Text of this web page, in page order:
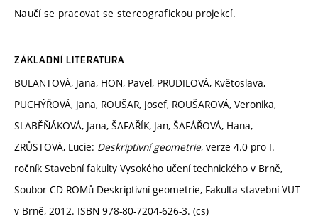
Naučí se pracovat se stereografickou projekcí.
ZÁKLADNÍ LITERATURA
BULANTOVÁ, Jana, HON, Pavel, PRUDILOVÁ, Květoslava,
PUCHÝŘOVÁ, Jana, ROUŠAR, Josef, ROUŠAROVÁ, Veronika,
SLABĚŇÁKOVÁ, Jana, ŠAFAŘÍK, Jan, ŠAFÁŘOVÁ, Hana,
ZRŮSTOVÁ, Lucie: Deskriptivní geometrie, verze 4.0 pro I.
ročník Stavební fakulty Vysokého učení technického v Brně,
Soubor CD-ROMů Deskriptivní geometrie, Fakulta stavební VUT
v Brně, 2012. ISBN 978-80-7204-626-3. (cs)